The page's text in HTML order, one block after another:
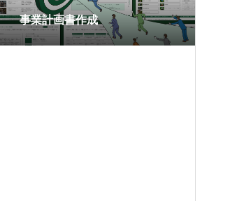
事業計画書作成